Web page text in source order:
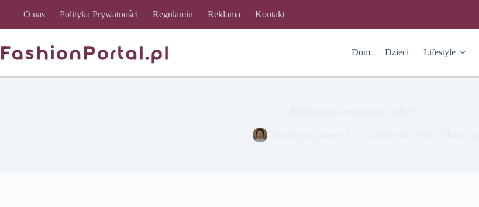
O nas Polityka Prywatności Regulamin Reklama Kontakt
Dom Dzieci Lifestyle